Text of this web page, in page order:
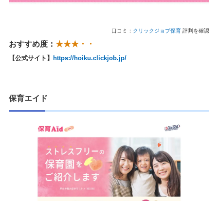
口コミ： クリックジョブ保育 評判を確認
おすすめ度： ★★★・・
【公式サイト】 https://hoiku.clickjob.jp/
保育エイド